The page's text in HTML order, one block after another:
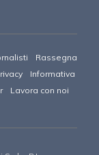
Rassegna
Informativa
Lavora con noi